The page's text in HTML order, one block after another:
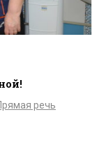
речь